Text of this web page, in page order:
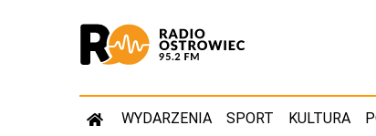
WYDARZENIA SPORT KULTURA